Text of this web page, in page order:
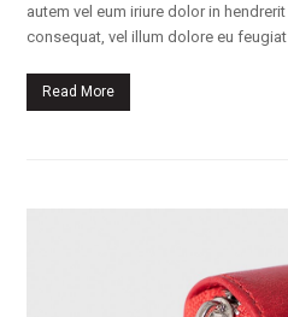
autem vel eum iriure dolor in
consequat, vel illum dolore eu feugiat
Read More